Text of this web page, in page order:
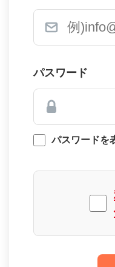
パスワード
パスワードを